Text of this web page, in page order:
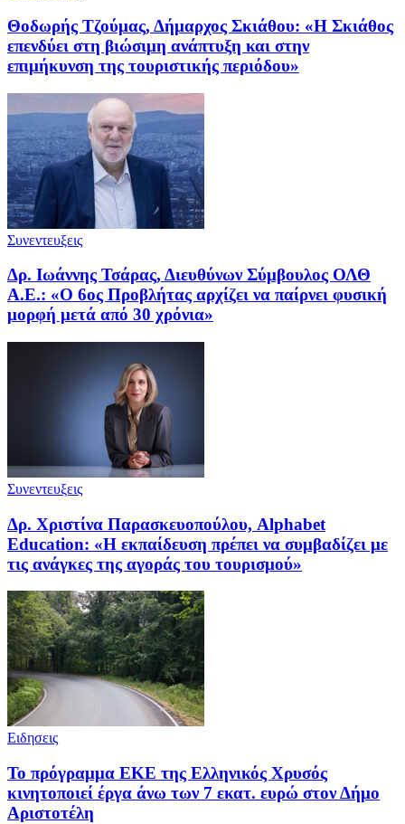
Θοδωρής Τζούμας, Δήμαρχος Σκιάθου: «Η Σκιάθος
επενδύει στη βιώσιμη ανάπτυξη και στην
επιμήκυνση της τουριστικής περιόδου»
Συνεντευξεις
Δρ. Ιωάννης Τσάρας, Διευθύνων Σύμβουλος ΟΛΘ
Α.Ε.: «Ο 6ος Προβλήτας αρχίζει να παίρνει φυσική
μορφή μετά από 30 χρόνια»
Συνεντευξεις
Δρ. Χριστίνα Παρασκευοπούλου, Alphabet
Education: «Η εκπαίδευση πρέπει να συμβαδίζει με
τις ανάγκες της αγοράς του τουρισμού»
Ειδησεις
Το πρόγραμμα ΕΚΕ της Ελληνικός Χρυσός
κινητοποιεί έργα άνω των 7 εκατ. ευρώ στον Δήμο
Αριστοτέλη